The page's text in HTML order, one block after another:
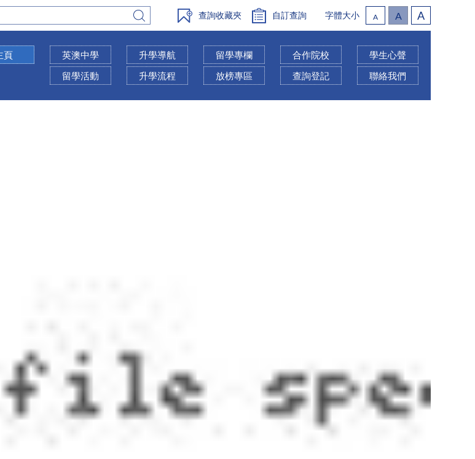
查詢收藏夾 自訂查詢 字體大小 A A A
頁 英澳中學 升學導航 留學專欄 合作院校
學生心聲
留學活動
升學流程 放榜專區 查詢登記 聯絡我們